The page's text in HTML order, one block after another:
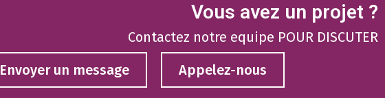
Vous avez un projet ?
Contactez notre equipe POUR DISCUTER
Envoyer un message
Appelez-nous